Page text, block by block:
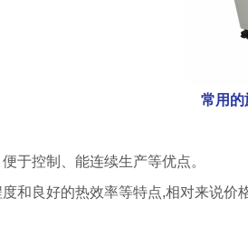
常用的
于控制、能连续生产等优点。
和良好的热效率等特点,相对来说价